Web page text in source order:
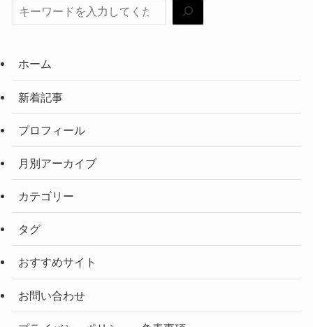
ホーム
新着記事
プロフィール
月別アーカイブ
カテゴリー
タグ
おすすめサイト
お問い合わせ